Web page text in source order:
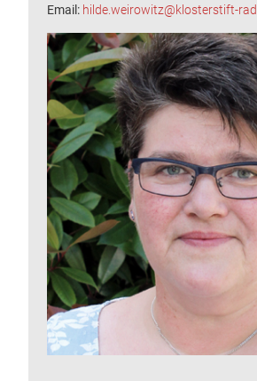
Email: hilde.weirowitz@klosterstift-